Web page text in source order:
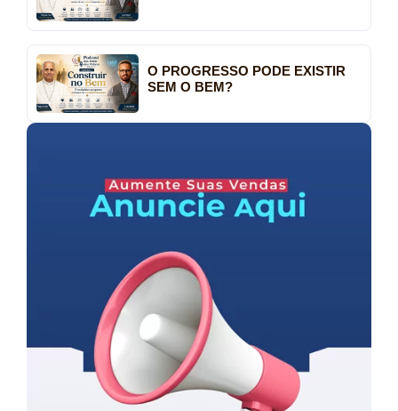
O PROGRESSO PODE EXISTIR
SEM O BEM?